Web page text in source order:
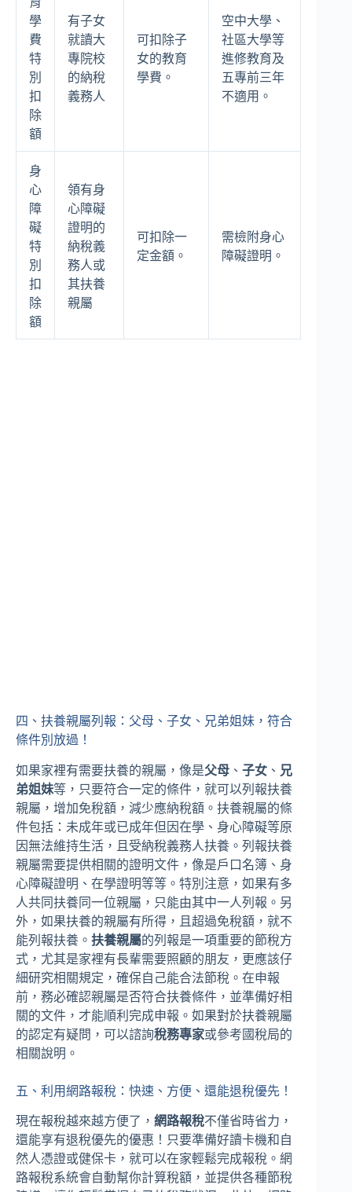
學
費
特
別
扣
除
額
有子女
就讀大
專院校
的納稅
義務人
可扣除子
女的教育
學費。
空中大學、
社區大學等
進修教育及
五專前三年
不適用。
身
心
障
礙
特
別
扣
除
額
領有身
心障礙
證明的
納稅義
務人或
其扶養
親屬
可扣除一
定金額。
需檢附身心
障礙證明。
四、扶養親屬列報：父母、子女、兄弟姐妹，符合
條件別放過！
如果家裡有需要扶養的親屬，像是父母 、 子女 、 兄
弟姐妹等，只要符合一定的條件，就可以列報扶養
親屬，增加免稅額，減少應納稅額。扶養親屬的條
件包括：未成年或已成年但因在學、身心障礙等原
因無法維持生活，且受納稅義務人扶養。列報扶養
親屬需要提供相關的證明文件，像是戶口名簿、身
心障礙證明、在學證明等等。特別注意，如果有多
人共同扶養同一位親屬，只能由其中一人列報。另
外，如果扶養的親屬有所得，且超過免稅額，就不
能列報扶養。 扶養親屬的列報是一項重要的節稅方
式，尤其是家裡有長輩需要照顧的朋友，更應該仔
細研究相關規定，確保自己能合法節稅。在申報
前，務必確認親屬是否符合扶養條件，並準備好相
關的文件，才能順利完成申報。如果對於扶養親屬
的認定有疑問，可以諮詢稅務專家或參考國稅局的
相關說明。
五、利用網路報稅：快速、方便、還能退稅優先！
現在報稅越來越方便了， 網路報稅不僅省時省力，
還能享有退稅優先的優惠！只要準備好讀卡機和自
然人憑證或健保卡，就可以在家輕鬆完成報稅。網
路報稅系統會自動幫你計算稅額，並提供各種節稅